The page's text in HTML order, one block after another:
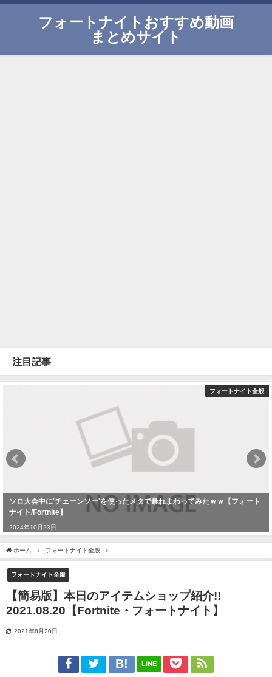
フォートナイトおすすめ動画
まとめサイト
注目記事
フォートナイト全般
ソロ大会中に'チェーンソー'を使ったメタで暴れまわってみたｗｗ【フォート
ナイト/Fortnite】
2024年10月23日
ホーム フォートナイト全般
フォートナイト全般
【簡易版】本日のアイテムショップ紹介!!
2021.08.20【Fortnite・フォートナイト】
2021年8月20日
LINE